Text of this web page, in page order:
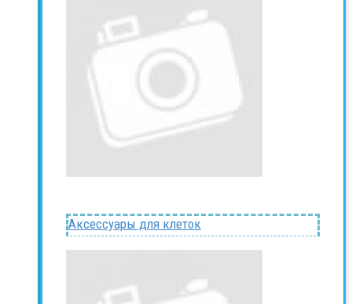
Аксессуары для клеток